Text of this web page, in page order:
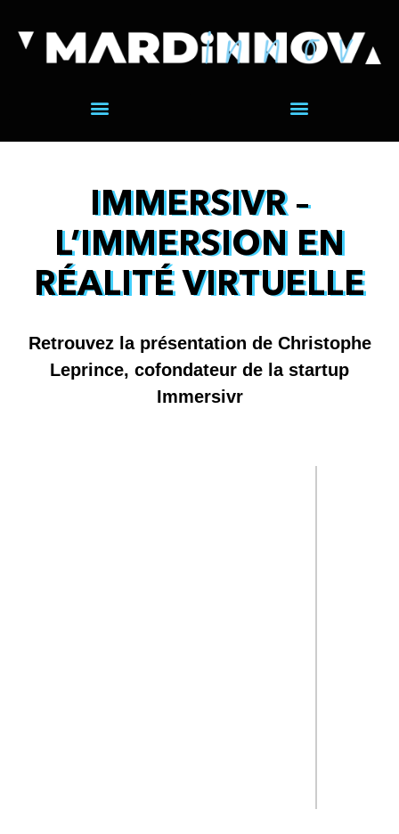
IMMERSIVR –
L’IMMERSION EN
RÉALITÉ VIRTUELLE
Retrouvez la présentation de Christophe
Leprince, cofondateur de la startup
Immersivr